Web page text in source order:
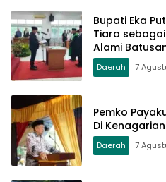
Bupati Eka
Tiara
Alami
Prima dan
Daerah 7
Pemko
Di
Daerah 7